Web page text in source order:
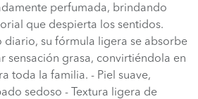
perfumada, brindando
que despierta los sentidos.
diario, su fórmula ligera se absorbe
sensación grasa, convirtiéndola en
toda la familia. - Piel suave,
sedoso - Textura ligera de